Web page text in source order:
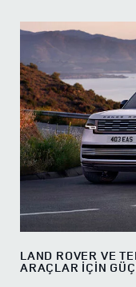
LAND ROVER VE
ARAÇLAR İÇİN